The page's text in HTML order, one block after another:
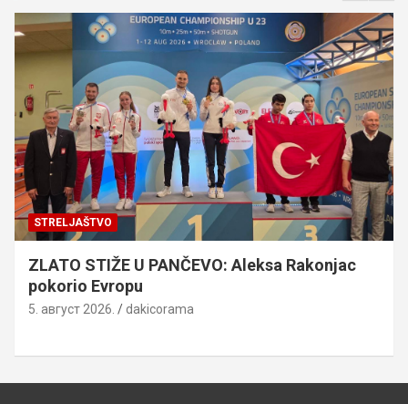
STRELJAŠTVO
ZLATO STIŽE U PANČEVO: Aleksa Rakonjac
pokorio Evropu
5. август 2026. dakicorama